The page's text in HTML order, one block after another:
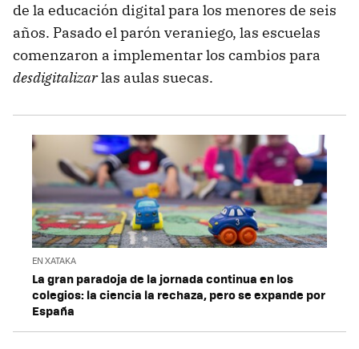
de la educación digital para los menores de seis
años. Pasado el parón veraniego, las escuelas
comenzaron a implementar los cambios para
desdigitalizarlas aulas suecas.
EN XATAKA
La gran paradoja de la jornada continua en los
colegios: la ciencia la rechaza, pero se expande por
España